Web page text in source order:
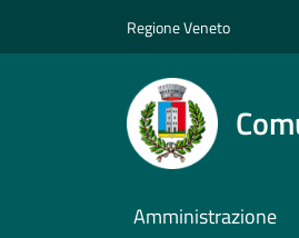
Regione Veneto
Amministrazione